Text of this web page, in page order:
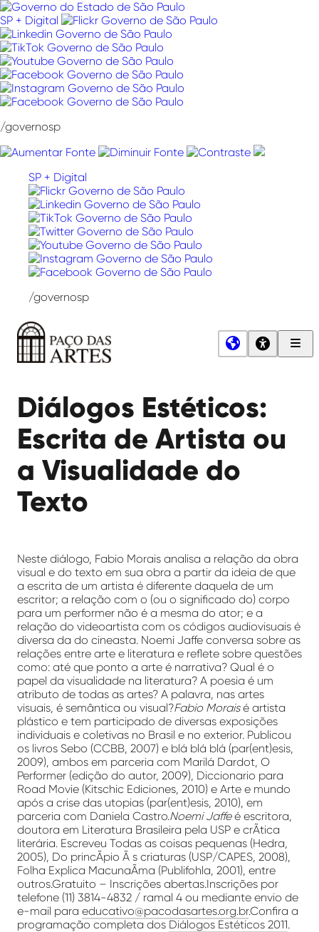
Pular
para
o
conteúdo
SP + Digital
/governosp
SP + Digital
/governosp
Artes
Diálogos Estéticos:
Escrita de Artista ou
a Visualidade do
Texto
Neste diálogo, Fabio Morais analisa a relação da obra
visual e do texto em sua obra a partir da ideia de que
a escrita de um artista é diferente daquela de um
escritor; a relação com o (ou o significado do) corpo
para um performer não é a mesma do ator; e a
relação do videoartista com os códigos audiovisuais é
diversa da do cineasta. Noemi Jaffe conversa sobre as
relações entre arte e literatura e reflete sobre questões
como: até que ponto a arte é narrativa? Qual é o
papel da visualidade na literatura? A poesia é um
atributo de todas as artes? A palavra, nas artes
visuais, é semântica ou visual?Fabio Moraisé artista
plástico e tem participado de diversas exposições
individuais e coletivas no Brasil e no exterior. Publicou
os livros Sebo (CCBB, 2007) e blá blá blá (par(ent)esis,
2009), ambos em parceria com Marilá Dardot, O
Performer (edição do autor, 2009), Diccionario para
Road Movie (Kitschic Ediciones, 2010) e Arte e mundo
após a crise das utopias (par(ent)esis, 2010), em
parceria com Daniela Castro.Noemi Jaffeé escritora,
doutora em Literatura Brasileira pela USP e crÃ­tica
literária. Escreveu Todas as coisas pequenas (Hedra,
2005), Do princÃ­pio Ã s criaturas (USP/CAPES, 2008),
Folha Explica MacunaÃ­ma (Publifohla, 2001), entre
outros.Gratuito – Inscrições abertas.Inscrições por
telefone (11) 3814-4832 / ramal 4 ou mediante envio de
e-mail para educativo@pacodasartes.org.br.Confira a
programação completa dos Diálogos Estéticos 2011.